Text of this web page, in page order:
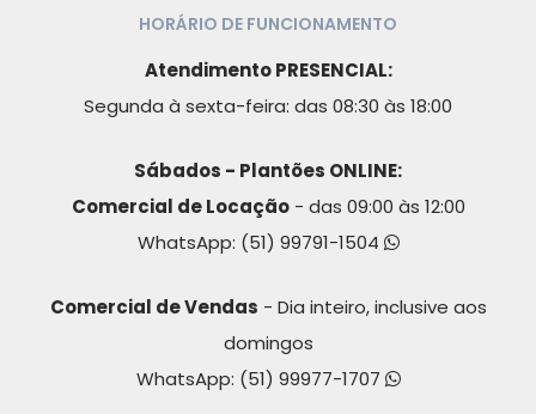
HORÁRIO DE FUNCIONAMENTO
Atendimento PRESENCIAL:
Segunda à sexta-feira: das 08:30 às 18:00
Sábados - Plantões ONLINE:
Comercial de Locação- das 09:00 às 12:00
WhatsApp: (51) 99791-1504
Comercial de Vendas - Dia inteiro, inclusive aos
domingos
WhatsApp: (51) 99977-1707